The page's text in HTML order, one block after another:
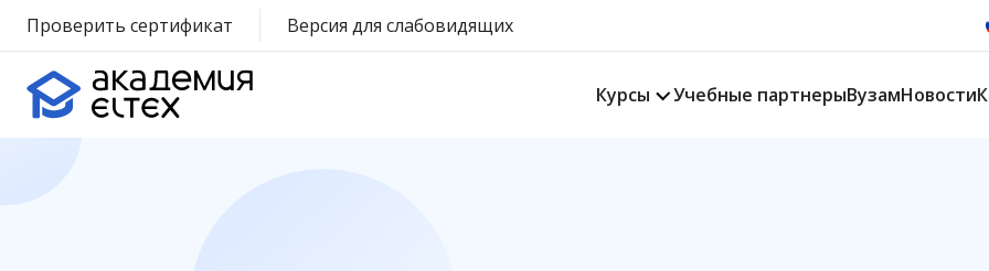
Проверить сертификат Версия для слабовидящих
Курсы Учебные партнерыВузамНовости